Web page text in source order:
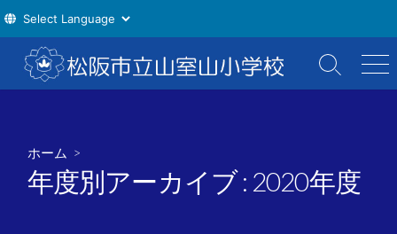
テ
検
索
メ
ニ
ホーム >
年度別アーカイブ : 2020年度